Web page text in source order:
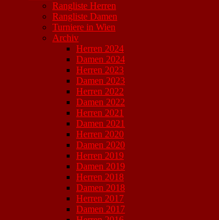
Rangliste Herren
Rangliste Damen
Turniere in Wien
Archiv
Herren 2024
Damen 2024
Herren 2023
Damen 2023
Herren 2022
Damen 2022
Herren 2021
Damen 2021
Herren 2020
Damen 2020
Herren 2019
Damen 2019
Herren 2018
Damen 2018
Herren 2017
Damen 2017